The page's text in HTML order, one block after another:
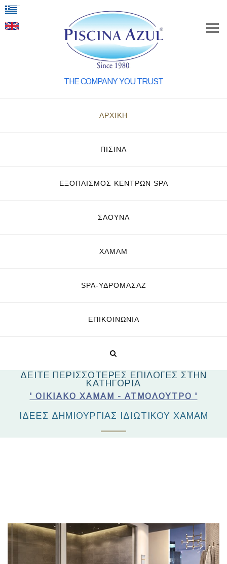
THE COMPANY YOU TRUST
ΑΡΧΙΚΗ
ΠΙΣΙΝΑ
ΕΞΟΠΛΙΣΜΌΣ ΚΈΝΤΡΩΝ SPA
ΣΑΟΥΝΑ
ΧΑΜΑΜ
SPA-ΥΔΡΟΜΑΣΆΖ
ΕΠΙΚΟΙΝΩΝΊΑ
ΔΕΙΤΕ ΠΕΡΙΣΣΟΤΕΡΕΣ ΕΠΙΛΟΓΕΣ ΣΤΗΝ
ΚΑΤΗΓΟΡΙΑ
' ΟΙΚΙΑΚΌ ΧΑΜΆΜ - ΑΤΜΌΛΟΥΤΡΟ '
ΙΔΈΕΣ ΔΗΜΙΟΥΡΓΊΑΣ ΙΔΙΩΤΙΚΟΎ ΧΑΜΆΜ